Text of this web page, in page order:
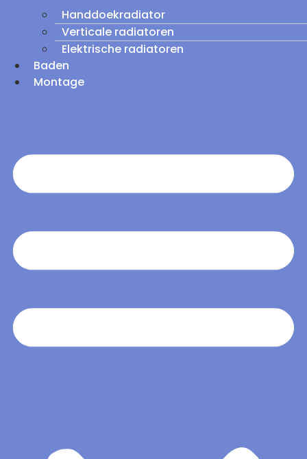
Handdoekradiator
Verticale radiatoren
Elektrische radiatoren
Baden
Montage